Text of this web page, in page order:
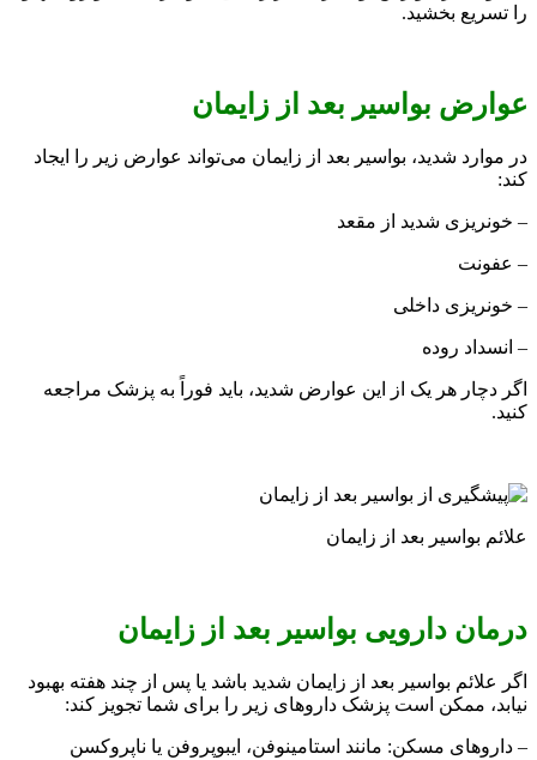
را تسریع بخشید.
عوارض بواسیر بعد از زایمان
در موارد شدید، بواسیر بعد از زایمان می‌تواند عوارض زیر را ایجاد
کند:
– خونریزی شدید از مقعد
– عفونت
– خونریزی داخلی
– انسداد روده
اگر دچار هر یک از این عوارض شدید، باید فوراً به پزشک مراجعه
کنید.
علائم بواسیر بعد از زایمان
درمان دارویی بواسیر بعد از زایمان
اگر علائم بواسیر بعد از زایمان شدید باشد یا پس از چند هفته بهبود
نیابد، ممکن است پزشک داروهای زیر را برای شما تجویز کند:
– داروهای مسکن: مانند استامینوفن، ایبوپروفن یا ناپروکسن